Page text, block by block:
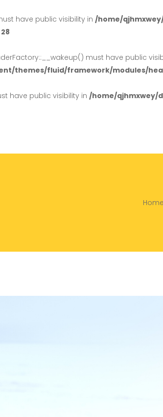
have public visibility in /home/
28
must have public
themes/fluid/framework/modules/
have public visibility in /home/qjhmxwey/